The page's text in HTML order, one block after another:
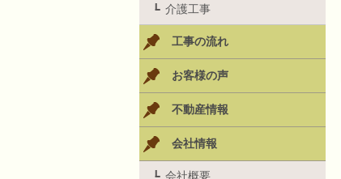
介護工事
工事の流れ
お客様の声
不動産情報
会社情報
会社概要